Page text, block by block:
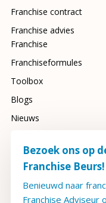
Franchise contract
Franchise advies
Franchise
Franchiseformules
Toolbox
Blogs
Nieuws
2026
Bezoek ons op
Franchise Beurs!
Benieuwd naar
Franchise Adviseur